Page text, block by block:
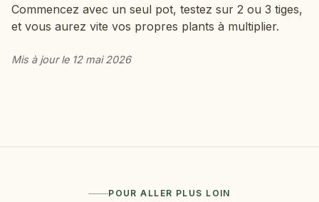
Commencez avec un seul pot, testez sur 2 ou 3 tiges,
et vous aurez vite vos propres plants à multiplier.
Mis à jour le 12 mai 2026
POUR ALLER PLUS LOIN